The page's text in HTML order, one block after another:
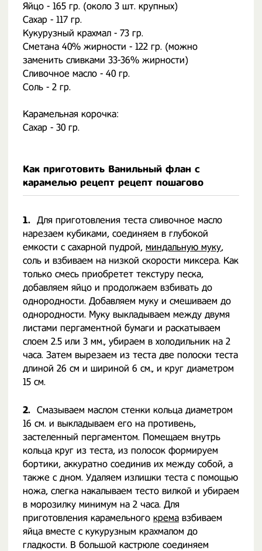
Яйцо - 165 гр. (около 3 шт. крупных)
Сахар - 117 гр.
Кукурузный крахмал - 73 гр.
Сметана 40% жирности - 122 гр. (можно
заменить сливками 33-36% жирности)
Сливочное масло - 40 гр.
Соль - 2 гр.
Карамельная корочка:
Сахар - 30 гр.
Как приготовить Ванильный флан с
карамелью рецепт рецепт пошагово
1. Для приготовления теста сливочное масло
нарезаем кубиками, соединяем в глубокой
емкости с сахарной пудрой, миндальную муку,
соль и взбиваем на низкой скорости миксера. Как
только смесь приобретет текстуру песка,
добавляем яйцо и продолжаем взбивать до
однородности. Добавляем муку и смешиваем до
однородности. Муку выкладываем между двумя
листами пергаментной бумаги и раскатываем
слоем 2.5 или 3 мм., убираем в холодильник на 2
часа. Затем вырезаем из теста две полоски теста
длиной 26 см и шириной 6 см., и круг диаметром
15 см.
2. Смазываем маслом стенки кольца диаметром
16 см. и выкладываем его на противень,
застеленный пергаментом. Помещаем внутрь
кольца круг из теста, из полосок формируем
бортики, аккуратно соединив их между собой, а
также с дном. Удаляем излишки теста с помощью
ножа, слегка накалываем тесто вилкой и убираем
в морозилку минимум на 2 часа. Для
приготовления карамельного крема взбиваем
яйца вместе с кукурузным крахмалом до
гладкости. В большой кастрюле соединяем